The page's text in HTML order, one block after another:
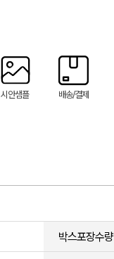
시안샘플 배송/결제
박스포장수량